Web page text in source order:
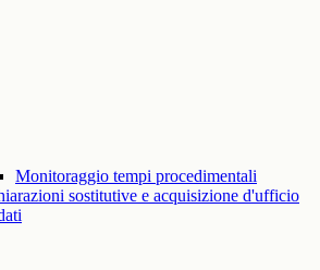
Monitoraggio tempi procedimentali
sostitutive e acquisizione d'ufficio